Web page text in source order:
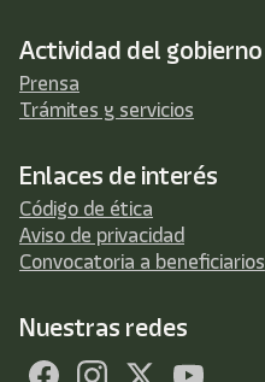
Actividad del gobierno
Prensa
Trámites y servicios
Enlaces de interés
Código de ética
Aviso de privacidad
Convocatoria a beneficiarios
Nuestras redes